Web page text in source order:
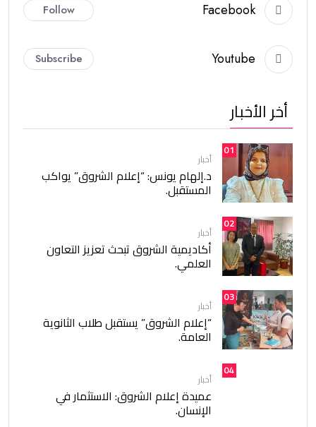
Facebook
Follow
Youtube
Subscribe
أخر الأخبار
01
أخبار
د.إلهام يونس: “إعلام الشروق” يواكب
المستقبل.
02
أخبار
أكاديمية الشروق تبحث تعزيز التعاون
العلمي.
03
أخبار
“إعلام الشروق” يستقبل طلاب الثانوية
العامة.
04
أخبار
عميدة إعلام الشروق: الاستثمار في
الإنسان.